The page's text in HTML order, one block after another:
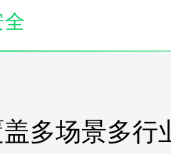
多场景多行